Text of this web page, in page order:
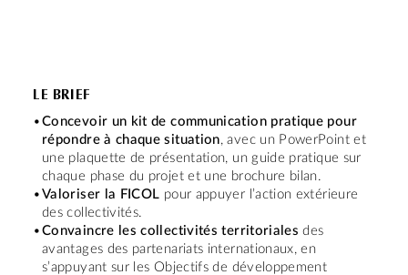
LE BRIEF
Concevoir un kit de communication pratique pour
répondre à chaque situation, avec un PowerPoint et
une plaquette de présentation, un guide pratique sur
chaque phase du projet et une brochure bilan.
Valoriser la FICOL pour appuyer l’action extérieure
des collectivités.
Convaincre les collectivités territoriales des
avantages des partenariats internationaux, en
s’appuyant sur les Objectifs de développement